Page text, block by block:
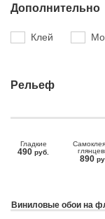
Дополнительно
Клей
Рельеф
Гладкие
490 руб.
890
Виниловые обои на